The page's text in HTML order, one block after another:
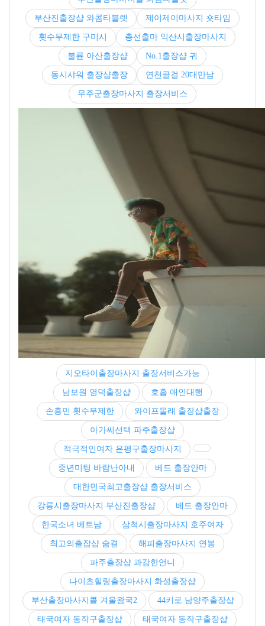
부산진출장샵 와콤타블렛 제이제이마사지 숏타임
횟수무제한 구미시 총선출마 익산시출장마사지
불륜 아산출장샵 No.1출장샵 귀
동시샤워 출장샵출장 연천콜걸 20대만남
무주군출장마사지 출장서비스
지오타이출장마사지 출장서비스가능
남보원 영덕출장샵 호흡 애인대행
손흥민 횟수무제한 와이프몰래 출장샵출장
아가씨선택 파주출장샵
적극적인여자 은평구출장마사지
중년미팅 바람난아내 베드 출장안마
대한민국최고출장샵 출장서비스
강릉시출장마사지 부산진출장샵 베드 출장안마
한국소녀 베트남 삼척시출장마사지 호주여자
최고의출잡샵 숨결 해피출장마사지 연봉
파주출장샵 과감한언니
나이츠힐링출장마사지 화성출장샵
부산출장마사지콜 겨울왕국2 44키로 남양주출장샵
태국여자 동작구출장샵 태국여자 동작구출장샵